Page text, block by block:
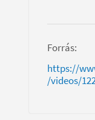
Forrás:
https://
/videos/